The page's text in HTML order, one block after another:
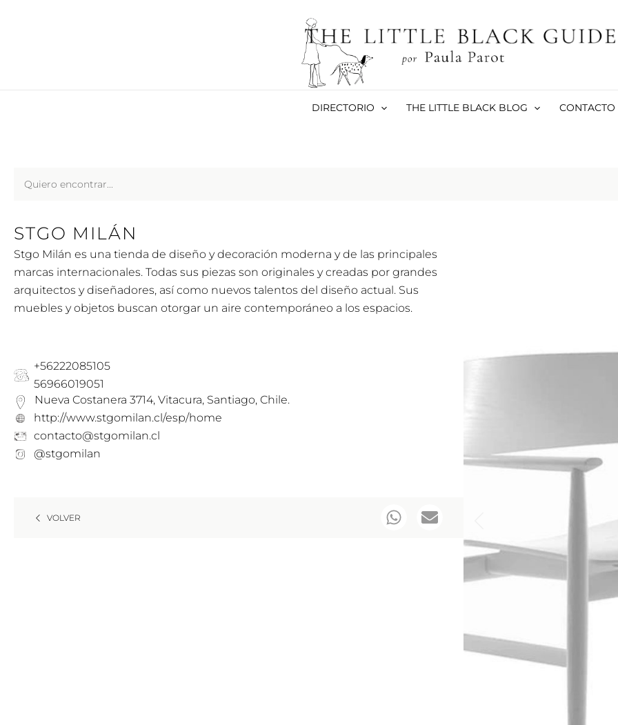
DIRECTORIO THE LITTLE BLACK BLOG CONTACTO
STGO MILÁN
Stgo Milán es una tienda de diseño y decoración moderna y de las principales
marcas internacionales. Todas sus piezas son originales y creadas por grandes
arquitectos y diseñadores, así como nuevos talentos del diseño actual. Sus
muebles y objetos buscan otorgar un aire contemporáneo a los espacios.
+56222085105
56966019051
Nueva Costanera 3714, Vitacura, Santiago, Chile.
http://www.stgomilan.cl/esp/home
contacto@stgomilan.cl
@stgomilan
VOLVER